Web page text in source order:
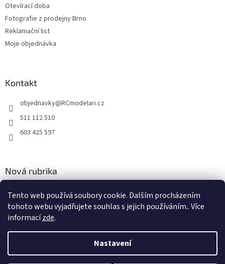
Tento web používá soubory cookie. Dalším procházením
tohoto webu vyjadřujete souhlas s jejich používáním.. Více
informacízde.
Nastavení
Otevírací doba
Fotografie z prodejny Brno
Reklamační list
Moje objednávka
Kontakt
objednavky@RCmodelari.cz
511 112 510
603 425 597
Nová rubrika
2.4.2020
Vytvořil Shoptet